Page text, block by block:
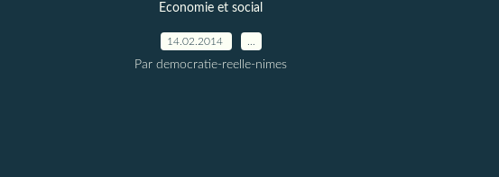
Economie et social
14.02.2014
Par democratie-reelle-nimes